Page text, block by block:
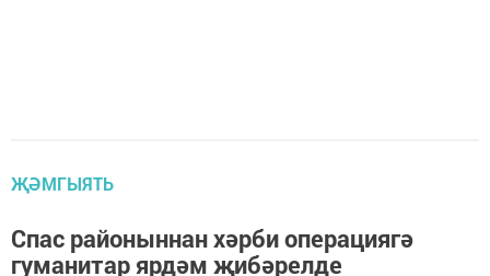
ҖӘМГЫЯТЬ
Спас районыннан хәрби операциягә
гуманитар ярдәм җибәрелде